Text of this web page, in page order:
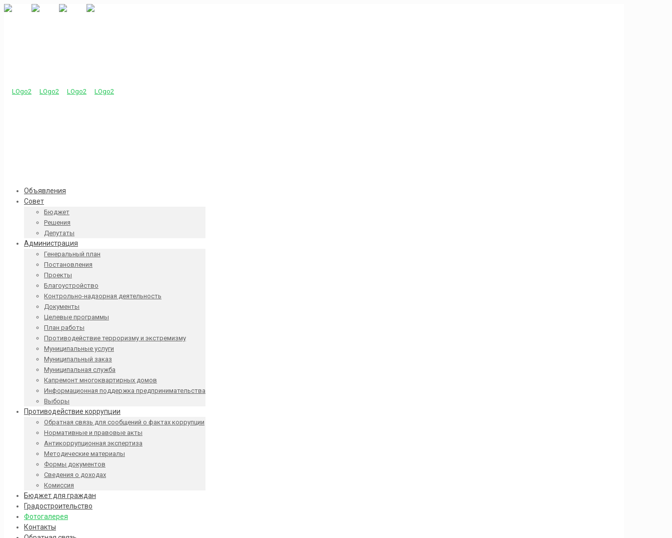
Объявления
Совет
Бюджет
Решения
Депутаты
Администрация
Генеральный план
Постановления
Проекты
Благоустройство
Контрольно-надзорная деятельность
Документы
Целевые программы
План работы
Противодействие терроризму и экстремизму
Муниципальные услуги
Муниципальный заказ
Муниципальная служба
Капремонт многоквартирных домов
Информационная поддержка предпринимательства
Выборы
Противодействие коррупции
Обратная связь для сообщений о фактах коррупции
Нормативные и правовые акты
Антикоррупционная экспертиза
Методические материалы
Формы документов
Сведения о доходах
Комиссия
Бюджет для граждан
Градостроительство
Фотогалерея
Контакты